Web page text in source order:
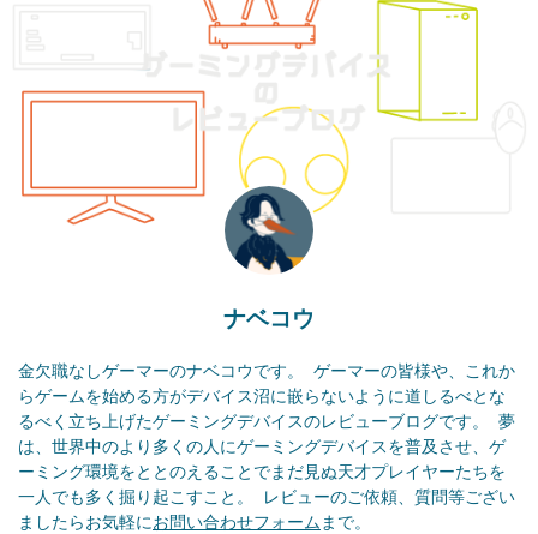
ナベコウ
金欠職なしゲーマーのナベコウです。  ゲーマーの皆様や、これか
らゲームを始める方がデバイス沼に嵌らないように道しるべとな
るべく立ち上げたゲーミングデバイスのレビューブログです。  夢
は、世界中のより多くの人にゲーミングデバイスを普及させ、ゲ
ーミング環境をととのえることでまだ見ぬ天才プレイヤーたちを
一人でも多く掘り起こすこと。  レビューのご依頼、質問等ござい
ましたらお気軽にお問い合わせフォーム まで。